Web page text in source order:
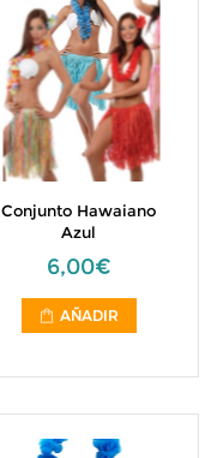
Conjunto Hawaiano
Azul
6,00€
AÑADIR